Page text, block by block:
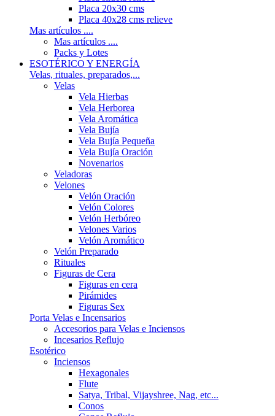
Placa 20x30 cms
Placa 40x28 cms relieve
Mas artículos ....
Mas artículos ....
Packs y Lotes
ESOTÉRICO Y ENERGÍA
Velas, rituales, preparados,...
Velas
Vela Hierbas
Vela Herborea
Vela Aromática
Vela Bujía
Vela Bujía Pequeña
Vela Bujía Oración
Novenarios
Veladoras
Velones
Velón Oración
Velón Colores
Velón Herbóreo
Velones Varios
Velón Aromático
Velón Preparado
Rituales
Figuras de Cera
Figuras en cera
Pirámides
Figuras Sex
Porta Velas e Incensarios
Accesorios para Velas e Inciensos
Incesarios Reflujo
Esotérico
Inciensos
Hexagonales
Flute
Satya, Tribal, Vijayshree, Nag, etc...
Conos